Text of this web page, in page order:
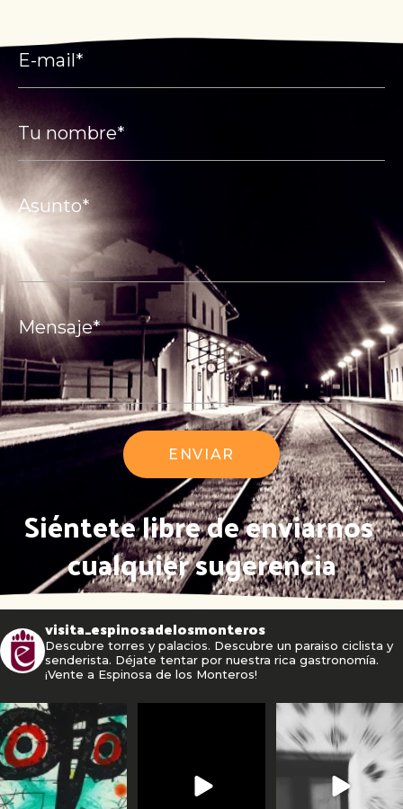
Siéntete libre de enviarnos
cualquier sugerencia
visita_espinosadelosmonteros
Descubre torres y palacios. Descubre un paraiso ciclista y
senderista. Déjate tentar por nuestra rica gastronomía.
¡Vente a Espinosa de los Monteros!